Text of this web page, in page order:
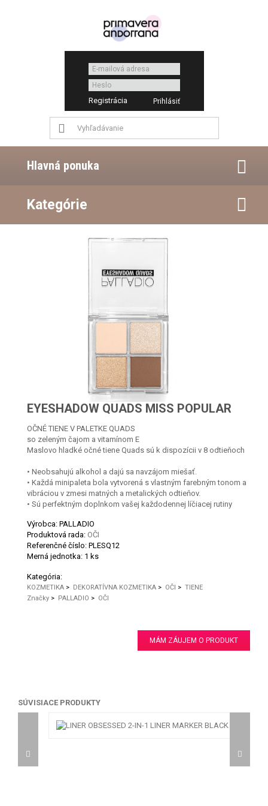
Registrácia
Hlavná ponuka
Kategórie
EYESHADOW QUADS MISS POPULAR
OČNÉ TIENE V PALETKE QUADS
so zeleným čajom a vitamínom E
Maslovo hladké očné tiene Quads sú k dispozícii v 8 odtieňoch
• Neobsahujú alkohol a dajú sa navzájom miešať.
• Každá minipaleta bola vytvorená s vlastným farebným tonom a
vibráciou v zmesi matných a metalických odtieňov.
• Sú perfektným doplnkom vašej každodennej líčiacej rutiny
Výrobca: PALLADIO
Produktová rada: OČI
Referenčné číslo: PLESQ12
Merná jednotka: 1 ks
Kategória:
KOZMETIKA > DEKORATÍVNA KOZMETIKA > OČI > TIENE
Značky > PALLADIO > OČI
MÁM ZÁUJEM O PRODUKT
SÚVISIACE PRODUKTY